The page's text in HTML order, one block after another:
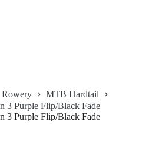
Rowery
MTB Hardtail
3 Purple Flip/Black Fade
3 Purple Flip/Black Fade